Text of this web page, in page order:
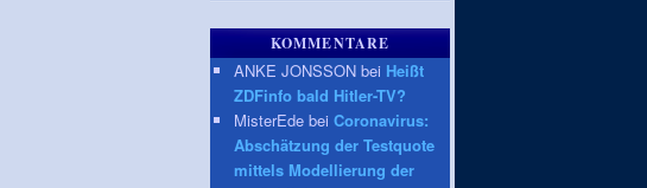
KOMMENTARE
ANKE JONSSON bei Heißt
ZDFinfo bald Hitler-TV?
MisterEde bei Coronavirus:
Abschätzung der Testquote
mittels Modellierung der